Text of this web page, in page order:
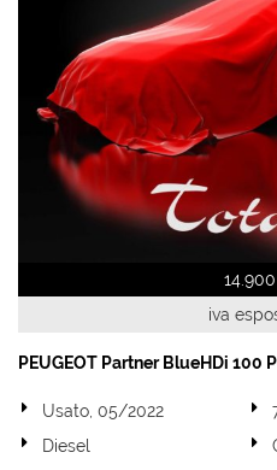
iva
PEUGEOT Partner BlueHDi 100
Usato, 05/2022
Diesel